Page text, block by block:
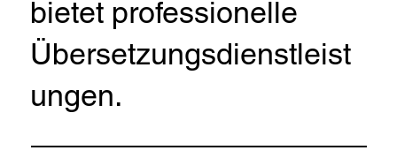
bietet professionelle
Übersetzungsdienstleist
ungen.